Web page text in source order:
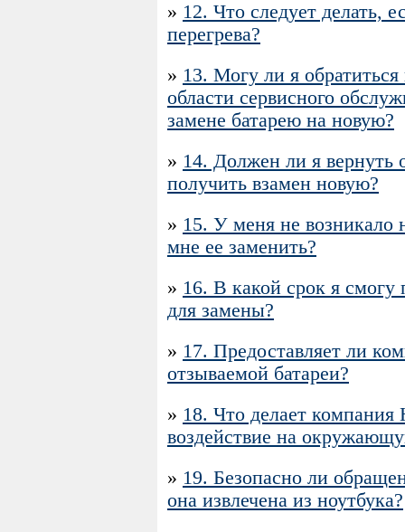
» 12. Что следует делать,
перегрева?
» 13. Могу ли я
области сервисного
замене батарею на новую?
» 14. Должен ли я вернуть
получить взамен новую?
» 15. У меня не возникало
мне ее заменить?
» 16. В какой срок я
для замены?
» 17. Предоставляет ли
отзываемой батареи?
» 18. Что делает
воздействие на
» 19. Безопасно ли
она извлечена из ноутбука?